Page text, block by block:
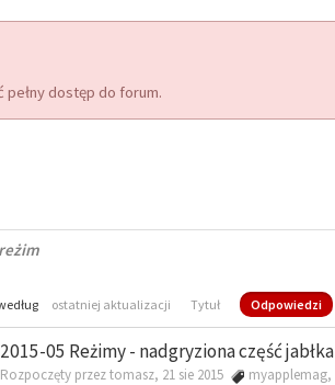
pełny dostęp do forum.
reżim
ostatniej aktualizacji Tytuł Odpowiedzi
2015-05 Reżimy - nadgryziona część jabłka
Rozpoczęty przez tomasz, 21 sie 2015
myapplemag,